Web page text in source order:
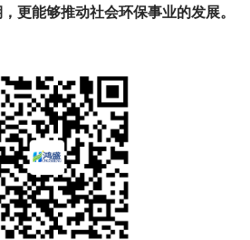
更能够推动社会环保事业的发展。